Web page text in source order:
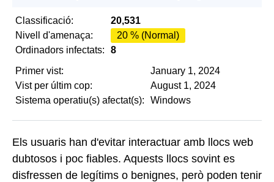
Classificació:
20,531
Nivell d'amenaça:
20 % (Normal)
Ordinadors infectats:
8
Primer vist:
January 1, 2024
Vist per últim cop:
August 1, 2024
Sistema operatiu(s) afectat(s):
Windows
Els usuaris han d'evitar interactuar amb llocs web
dubtosos i poc fiables. Aquests llocs sovint es
disfressen de legítims o benignes, però poden tenir